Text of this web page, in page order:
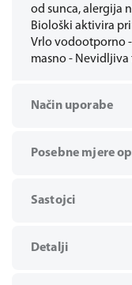
od sunca, alergija
Biološki aktivira
Vrlo vodootporno -
masno - Nevidljiva
Način uporabe
Posebne mjere
Sastojci
Detalji